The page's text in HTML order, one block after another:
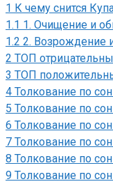
1 К чему снится
1.1 1. Очищение и
1.2 2. Возрождение
2 ТОП
3 ТОП
4 Толкование по
5 Толкование по
6 Толкование по
7 Толкование по
8 Толкование по
9 Толкование по